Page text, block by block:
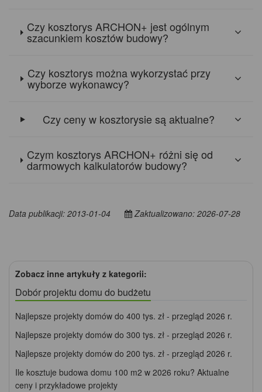
Czy kosztorys ARCHON+ jest ogólnym
szacunkiem kosztów budowy?
Czy kosztorys można wykorzystać przy
wyborze wykonawcy?
Czy ceny w kosztorysie są aktualne?
Czym kosztorys ARCHON+ różni się od
darmowych kalkulatorów budowy?
Data publikacji: 2013-01-04 Zaktualizowano: 2026-07-28
Zobacz inne artykuły z kategorii:
Dobór projektu domu do budżetu
Najlepsze projekty domów do 400 tys. zł - przegląd 2026 r.
Najlepsze projekty domów do 300 tys. zł - przegląd 2026 r.
Najlepsze projekty domów do 200 tys. zł - przegląd 2026 r.
Ile kosztuje budowa domu 100 m2 w 2026 roku? Aktualne
ceny i przykładowe projekty